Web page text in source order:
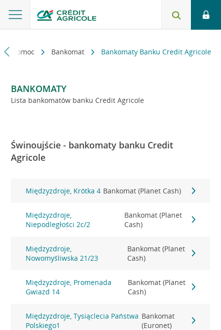
i pomoc Bankomat Bankomaty Banku Credit Agricole
BANKOMATY
Lista bankomatów banku Credit Agricole
Świnoujście - bankomaty banku Credit
Agricole
Międzyzdroje, Krótka 4 Bankomat (Planet Cash)
Międzyzdroje,
Niepodległości 2c/2
Bankomat (Planet
Cash)
Międzyzdroje,
Nowomyśliwska 21/23
Bankomat (Planet
Cash)
Międzyzdroje, Promenada
Gwiazd 14
Bankomat (Planet
Cash)
Międzyzdroje, Tysiąclecia Państwa
Polskiego1
Bankomat
(Euronet)